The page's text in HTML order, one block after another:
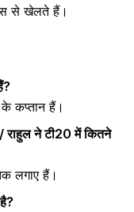
से खेलते हैं।
कप्तान हैं।
ने टी20 में कितने
लगाए हैं।